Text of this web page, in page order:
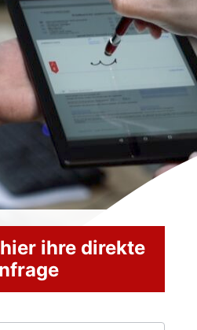
ihre direkte